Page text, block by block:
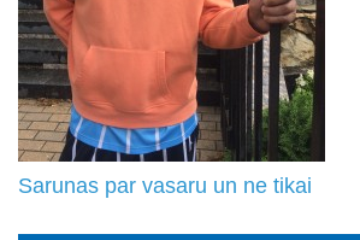
Sarunas par vasaru un ne tikai